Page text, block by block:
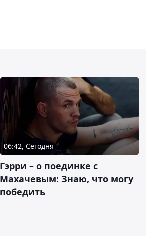
06:42, Сегодня
Гэрри – о поединке с
Махачевым: Знаю, что могу
победить